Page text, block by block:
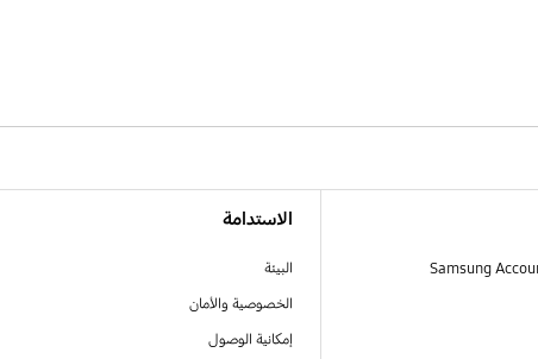
الاستدامة
البيئة
الخصوصية والأمان
إمكانية الوصول